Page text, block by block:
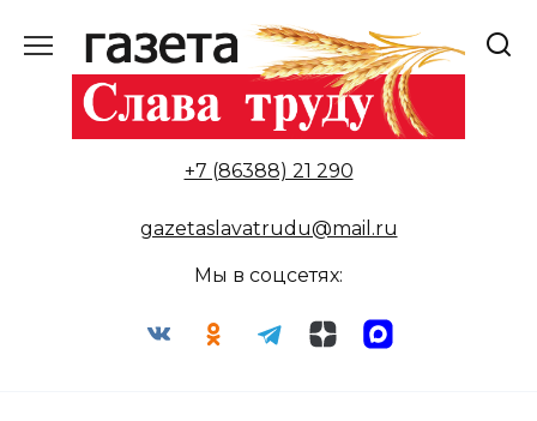
содержанию
+7 (86388) 21 290
gazetaslavatrudu@mail.ru
Мы в соцсетях: